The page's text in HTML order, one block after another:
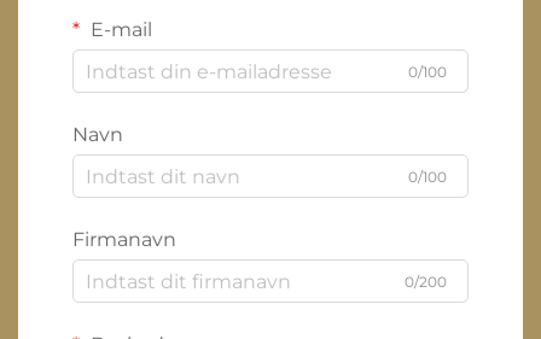
E-mail
0/100
Navn
0/100
Firmanavn
0/200